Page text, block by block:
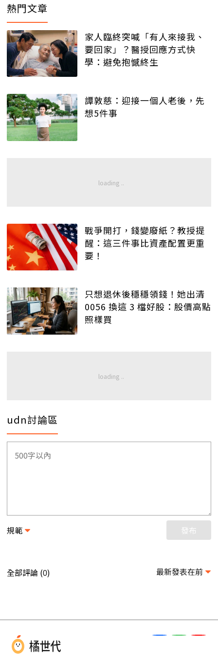
熱門文章
家人臨終突喊「有人來接我、
要回家」？醫授回應方式快
學：避免抱憾終生
譚敦慈：迎接一個人老後，先
想5件事
戰爭開打，錢變廢紙？教授提
醒：這三件事比資產配置更重
要！
只想退休後穩穩領錢！她出清
0056 換這 3 檔好股：股價高點
照樣買
udn討論區
規範 發布
全部評論 (0) 最新發表在前